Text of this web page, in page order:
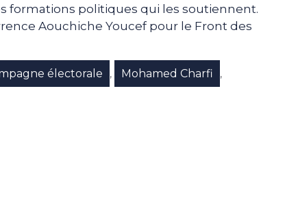
formations politiques qui les soutiennent.
Aouchiche Youcef pour le Front des
électorale , Mohamed Charfi ,